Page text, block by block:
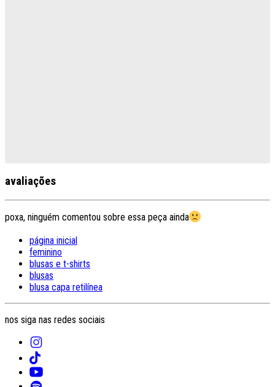
avaliações
poxa, ninguém comentou sobre essa peça ainda
página inicial
feminino
blusas e t-shirts
blusas
blusa capa retilínea
nos siga nas redes sociais